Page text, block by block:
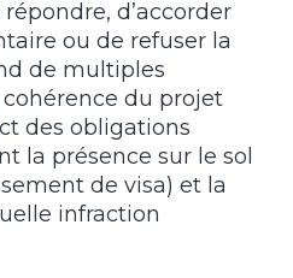
d’accorder
ou de refuser la
de multiples
du projet
des obligations
la présence sur le sol
de visa) et la
infraction